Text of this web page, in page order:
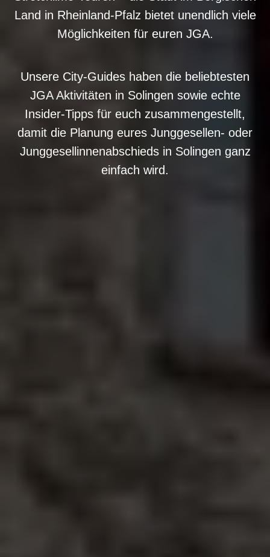
Land in Rheinland-Pfalz bietet unendlich viele
Möglichkeiten für euren JGA.
Unsere City-Guides haben die beliebtesten
JGA Aktivitäten in Solingen sowie echte
Insider-Tipps für euch zusammengestellt,
damit die Planung eures Junggesellen- oder
Junggesellinnenabschieds in Solingen ganz
einfach wird.